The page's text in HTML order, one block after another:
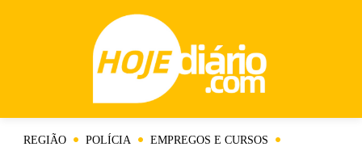
REGIÃO POLÍCIA
EMPREGOS E CURSOS